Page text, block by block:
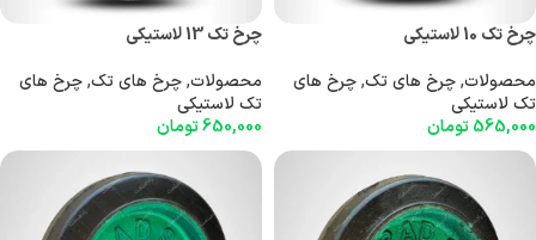
چرخ تک 10 لاستیکی
محصولات,چرخ های تک,چرخ های
تک لاستیکی
565,000تومان
چرخ تک 13 لاستیکی
محصولات,چرخ های تک,چرخ های
تک لاستیکی
650,000تومان